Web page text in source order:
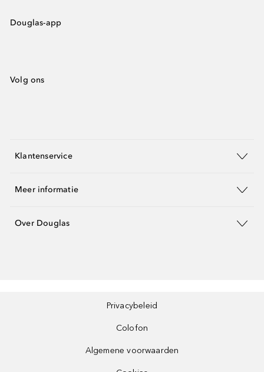
Douglas-app
Volg ons
Klantenservice
Meer informatie
Over Douglas
Privacybeleid
Colofon
Algemene voorwaarden